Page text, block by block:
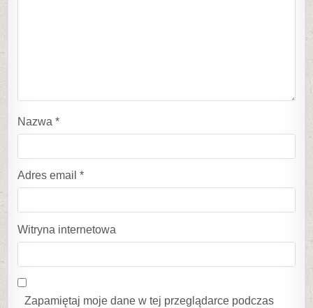
Nazwa*
Adres email*
Witryna internetowa
Zapamiętaj moje dane w tej przeglądarce podczas